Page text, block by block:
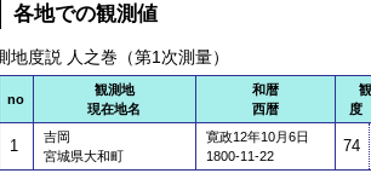
各地での観測値
地度説 人之巻（第1次測量）
no
観測地
現在地名
和暦
西暦
1
吉岡
宮城県大和町
寛政12年10月6日
1800-11-22
74